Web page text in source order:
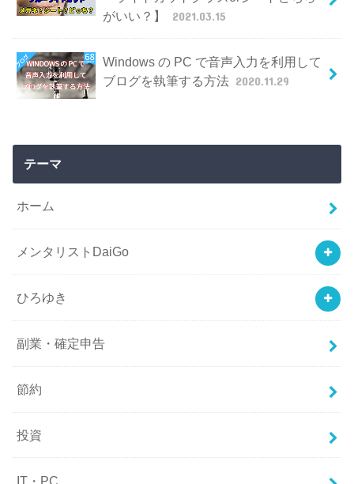
がいい？】
2021.03.15
Windows の PC で音声入力を利用して
ブログを執筆する方法 2020.11.29
テーマ
ホーム
メンタリストDaiGo
ひろゆき
副業・確定申告
節約
投資
IT・PC